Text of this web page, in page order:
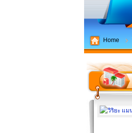
Home